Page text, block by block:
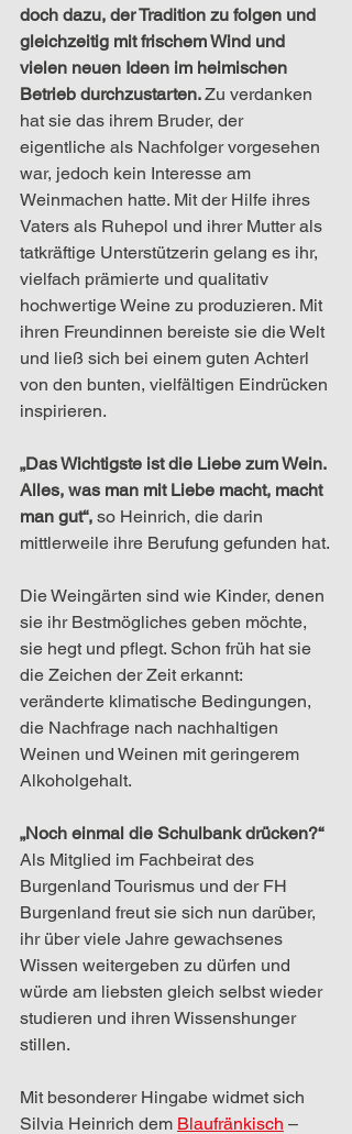
doch dazu, der Tradition zu folgen und
gleichzeitig mit frischem Wind und
vielen neuen Ideen im heimischen
Betrieb durchzustarten. Zu verdanken
hat sie das ihrem Bruder, der
eigentliche als Nachfolger vorgesehen
war, jedoch kein Interesse am
Weinmachen hatte. Mit der Hilfe ihres
Vaters als Ruhepol und ihrer Mutter als
tatkräftige Unterstützerin gelang es ihr,
vielfach prämierte und qualitativ
hochwertige Weine zu produzieren. Mit
ihren Freundinnen bereiste sie die Welt
und ließ sich bei einem guten Achterl
von den bunten, vielfältigen Eindrücken
inspirieren.
„Das Wichtigste ist die Liebe zum Wein.
Alles, was man mit Liebe macht, macht
man gut“, so Heinrich, die darin
mittlerweile ihre Berufung gefunden hat.
Die Weingärten sind wie Kinder, denen
sie ihr Bestmögliches geben möchte,
sie hegt und pflegt. Schon früh hat sie
die Zeichen der Zeit erkannt:
veränderte klimatische Bedingungen,
die Nachfrage nach nachhaltigen
Weinen und Weinen mit geringerem
Alkoholgehalt.
„Noch einmal die Schulbank drücken?“
Als Mitglied im Fachbeirat des
Burgenland Tourismus und der FH
Burgenland freut sie sich nun darüber,
ihr über viele Jahre gewachsenes
Wissen weitergeben zu dürfen und
würde am liebsten gleich selbst wieder
studieren und ihren Wissenshunger
stillen.
Mit besonderer Hingabe widmet sich
Silvia Heinrich dem Blaufränkisch –